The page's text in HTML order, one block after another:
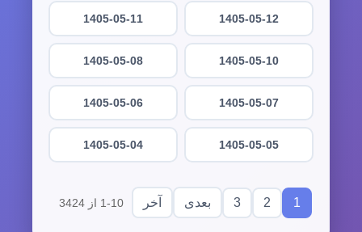
1405-05-12
1405-05-11
1405-05-10
1405-05-08
1405-05-07
1405-05-06
1405-05-05
1405-05-04
1
2
3 بعدی آخر 1-10 از 3424